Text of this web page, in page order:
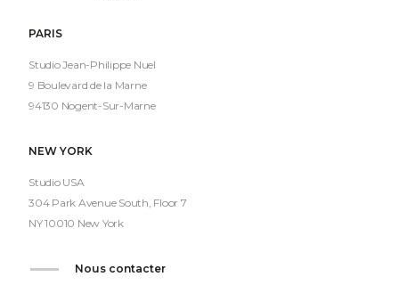
PARIS
Studio Jean-Philippe Nuel
9 Boulevard de la Marne
94130 Nogent-Sur-Marne
NEW YORK
Studio USA
304 Park Avenue South, Floor 7
NY 10010 New York
Nous contacter